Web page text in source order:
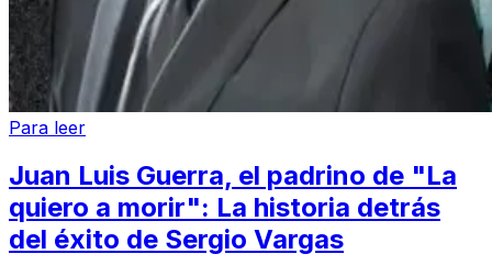
Para leer
Juan Luis Guerra, el padrino de "La
quiero a morir": La historia detrás
del éxito de Sergio Vargas